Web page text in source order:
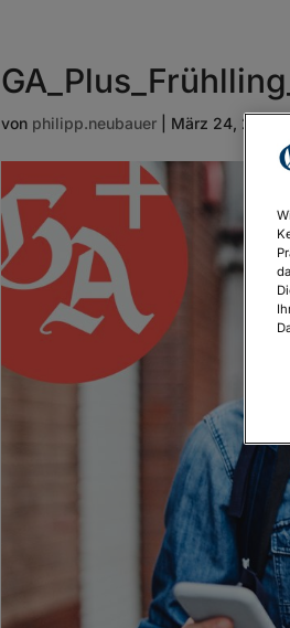
von philipp.neubauer März 24, 2023